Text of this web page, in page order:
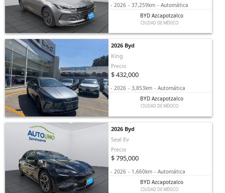
- 2026 - 37,259km - Automática
BYD Azcapotzalco
CIUDAD DE MÉXICO
2026 Byd
King
Precio
$ 432,000
- 2026 - 3,853km - Automática
BYD Azcapotzalco
CIUDAD DE MÉXICO
2026 Byd
Seal Ev
Precio
$ 795,000
- 2026 - 1,660km - Automática
BYD Azcapotzalco
CIUDAD DE MÉXICO